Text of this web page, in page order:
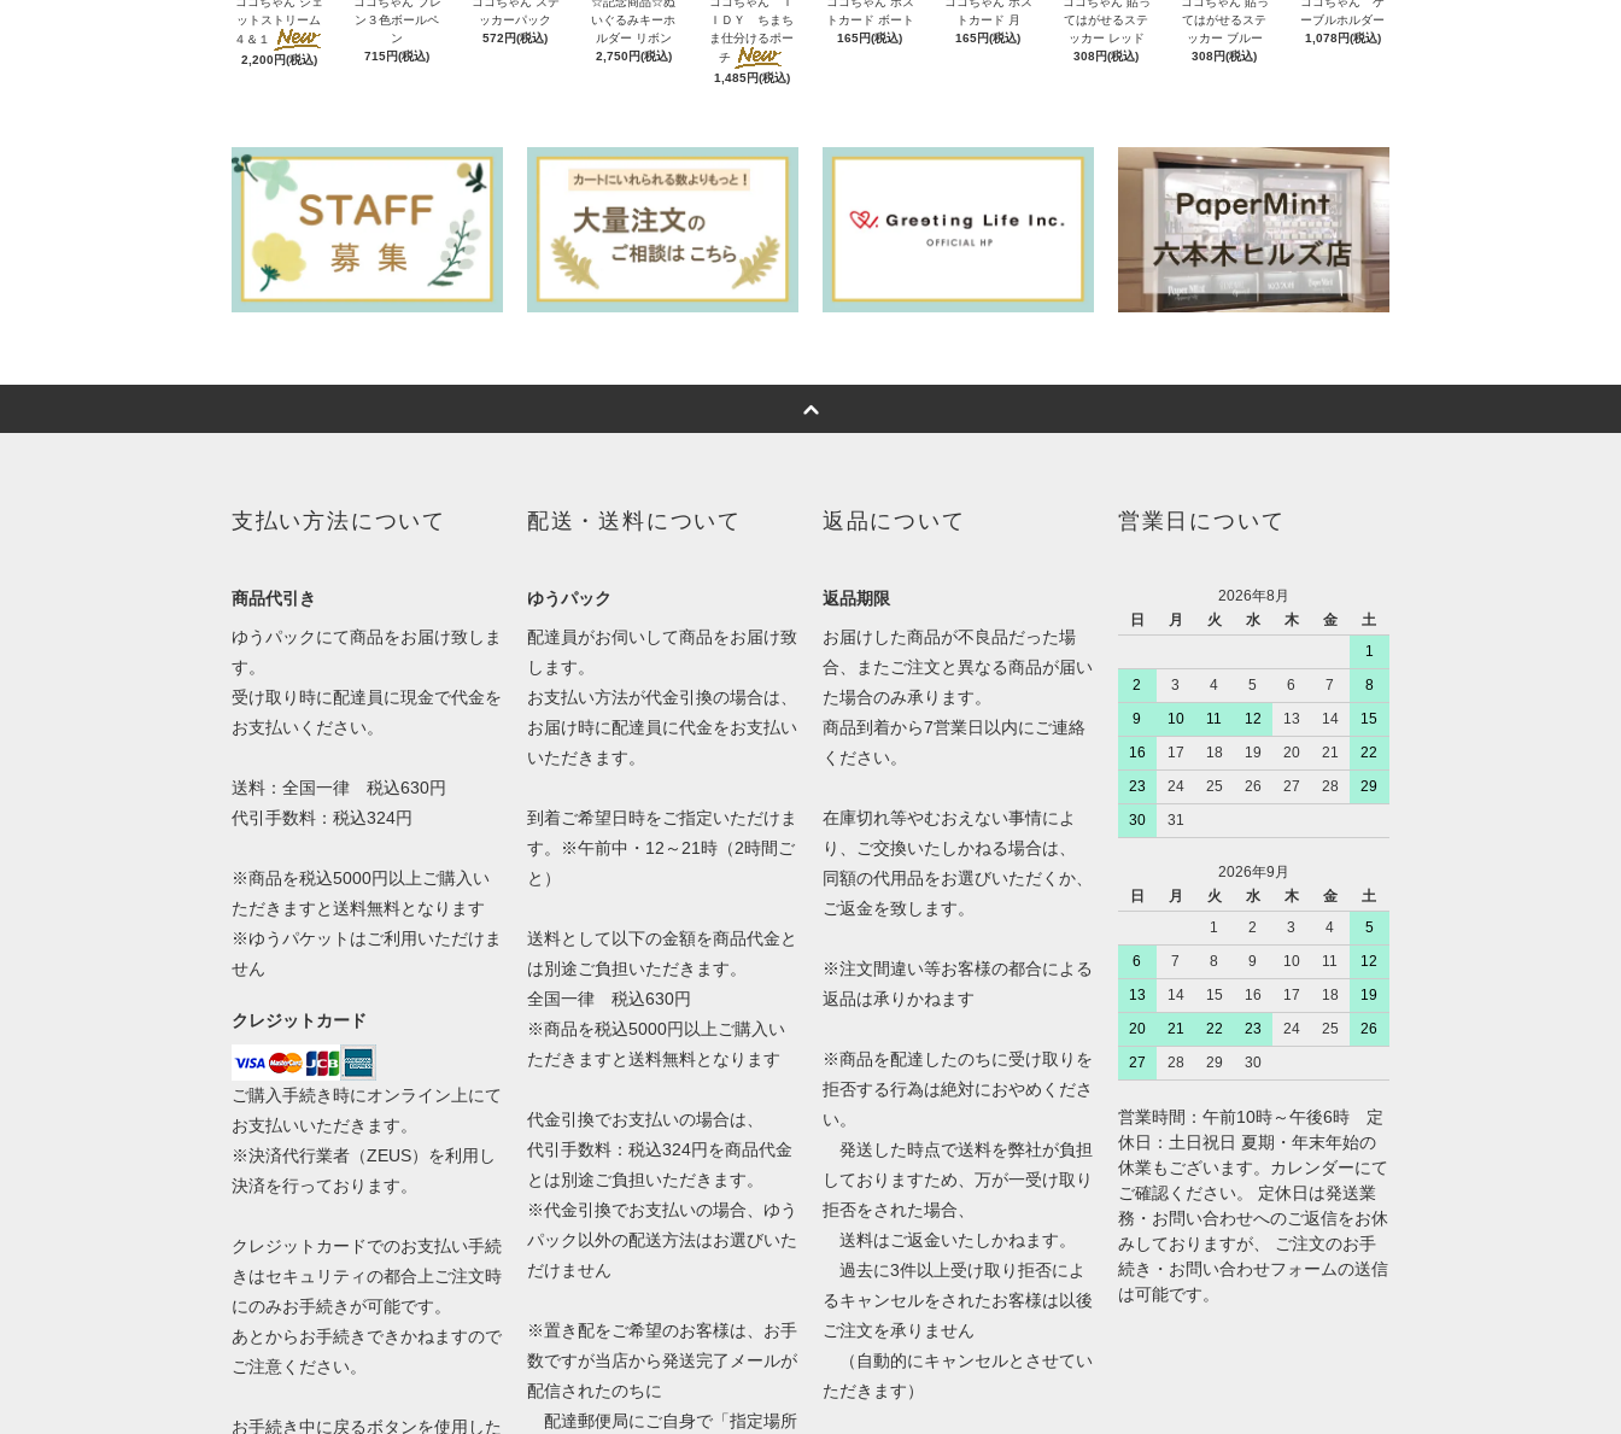
ットストリーム
４＆１
2,200円(税込)
ン３色ボールペ
ン
715円(税込)
ッカーパック
572円(税込)
いぐるみキーホ
ルダー リボン
2,750円(税込)
ＩＤＹ ちまち
ま仕分けるポー
チ
1,485円(税込)
トカード ボート
165円(税込)
トカード 月
165円(税込)
てはがせるステ
ッカー レッド
308円(税込)
てはがせるステ
ッカー ブルー
308円(税込)
ーブルホルダー
1,078円(税込)
支払い方法について
商品代引き
ゆうパックにて商品をお届け致しま
す。
受け取り時に配達員に現金で代金を
お支払いください。
送料：全国一律 税込630円
代引手数料：税込324円
※商品を税込5000円以上ご購入い
ただきますと送料無料となります
※ゆうパケットはご利用いただけま
せん
クレジットカード
ご購入手続き時にオンライン上にて
お支払いいただきます。
※決済代行業者（ZEUS）を利用し
決済を行っております。
クレジットカードでのお支払い手続
きはセキュリティの都合上ご注文時
にのみお手続きが可能です。
あとからお手続きできかねますので
ご注意ください。
お手続き中に戻るボタンを使用した
配送・送料について
ゆうパック
配達員がお伺いして商品をお届け致
します。
お支払い方法が代金引換の場合は、
お届け時に配達員に代金をお支払い
いただきます。
到着ご希望日時をご指定いただけま
す。※午前中・12～21時（2時間ご
と）
送料として以下の金額を商品代金と
は別途ご負担いただきます。
全国一律 税込630円
※商品を税込5000円以上ご購入い
ただきますと送料無料となります
代金引換でお支払いの場合は、
代引手数料：税込324円を商品代金
とは別途ご負担いただきます。
※代金引換でお支払いの場合、ゆう
パック以外の配送方法はお選びいた
だけません
※置き配をご希望のお客様は、お手
数ですが当店から発送完了メールが
配信されたのちに
配達郵便局にご自身で「指定場所
返品について
返品期限
お届けした商品が不良品だった場
合、またご注文と異なる商品が届い
た場合のみ承ります。
商品到着から7営業日以内にご連絡
ください。
在庫切れ等やむおえない事情によ
り、ご交換いたしかねる場合は、
同額の代用品をお選びいただくか、
ご返金を致します。
※注文間違い等お客様の都合による
返品は承りかねます
※商品を配達したのちに受け取りを
拒否する行為は絶対におやめくださ
い。
発送した時点で送料を弊社が負担
しておりますため、万が一受け取り
拒否をされた場合、
送料はご返金いたしかねます。
過去に3件以上受け取り拒否によ
るキャンセルをされたお客様は以後
ご注文を承りません
（自動的にキャンセルとさせてい
ただきます）
営業日について
2026年8月
日
月 火 水 木 金
土
1
2
3 4 5 6 7
8
9
10 11 12 13 14
15
16
17 18 19 20 21
22
23
24 25 26 27 28
29
30
31
2026年9月
日
月 火 水 木 金
土
1
2 3 4
5
6
7 8 9 10 11
12
13
14 15 16 17 18
19
20
21 22 23 24 25
26
27
28 29 30
営業時間：午前10時～午後6時 定
休日：土日祝日 夏期・年末年始の
休業もございます。カレンダーにて
ご確認ください。 定休日は発送業
務・お問い合わせへのご返信をお休
みしておりますが、 ご注文のお手
続き・お問い合わせフォームの送信
は可能です。